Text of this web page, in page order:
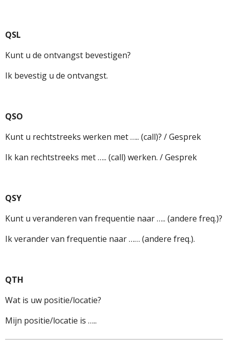
QSL
Kunt u de ontvangst bevestigen?
Ik bevestig u de ontvangst.
QSO
Kunt u rechtstreeks werken met ….. (call)? / Gesprek
Ik kan rechtstreeks met ….. (call) werken. / Gesprek
QSY
Kunt u veranderen van frequentie naar ….. (andere freq.)?
Ik verander van frequentie naar …… (andere freq.).
QTH
Wat is uw positie/locatie?
Mijn positie/locatie is …..